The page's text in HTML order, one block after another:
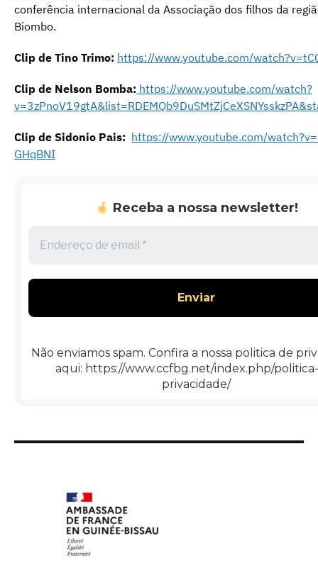
conferência internacional da Associação dos filhos da
Biombo.
Clip de Tino Trimo: https://www.youtube.com/
Clip de Nelson Bomba: https://www.youtube.com/watch?
Clip de Sidonio Pais: https://www.youtube.com/
GHqBNI
Receba a nossa newsletter!
de
*
Não enviamos spam. Confira a nossa politica de
aqui: https://www.ccfbg.net/index.php/
privacidade/